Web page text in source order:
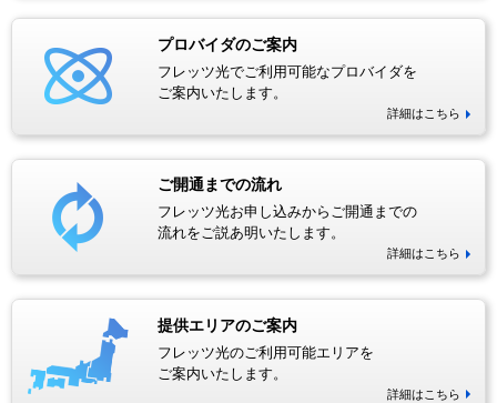
プロバイダのご案内
フレッツ光でご利用可能なプロバイダを
ご案内いたします。
詳細はこちら
ご開通までの流れ
フレッツ光お申し込みからご開通までの
流れをご説あ明いたします。
詳細はこちら
提供エリアのご案内
フレッツ光のご利用可能エリアを
ご案内いたします。
詳細はこちら